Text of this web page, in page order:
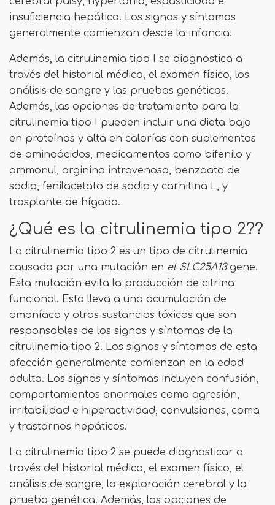
insuficiencia hepática. Los signos y síntomas
generalmente comienzan desde la infancia.
Además, la citrulinemia tipo I se diagnostica a
través del historial médico, el examen físico, los
análisis de sangre y las pruebas genéticas.
Además, las opciones de tratamiento para la
citrulinemia tipo I pueden incluir una dieta baja
en proteínas y alta en calorías con suplementos
de aminoácidos, medicamentos como bifenilo y
ammonul, arginina intravenosa, benzoato de
sodio, fenilacetato de sodio y carnitina L, y
trasplante de hígado.
¿Qué es la citrulinemia tipo 2??
La citrulinemia tipo 2 es un tipo de citrulinemia
causada por una mutación en el SLC25A13gene.
Esta mutación evita la producción de citrina
funcional. Esto lleva a una acumulación de
amoníaco y otras sustancias tóxicas que son
responsables de los signos y síntomas de la
citrulinemia tipo 2. Los signos y síntomas de esta
afección generalmente comienzan en la edad
adulta. Los signos y síntomas incluyen confusión,
comportamientos anormales como agresión,
irritabilidad e hiperactividad, convulsiones, coma
y trastornos hepáticos.
La citrulinemia tipo 2 se puede diagnosticar a
través del historial médico, el examen físico, el
análisis de sangre, la exploración cerebral y la
prueba genética. Además, las opciones de